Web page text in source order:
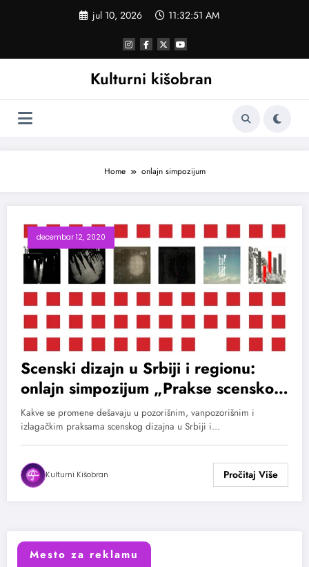
jul 10, 2026 11:32:52 AM
Kulturni kišobran
Home onlajn simpozijum
decembar 12, 2020
Scenski dizajn u Srbiji i regionu:
onlajn simpozijum „Prakse scenskog
dizajna – ka novom bijenalu“
Kakve se promene dešavaju u pozorišnim, vanpozorišnim i
izlagačkim praksama scenskog dizajna u Srbiji i…
Kulturni Kišobran
Mesto za reklamu